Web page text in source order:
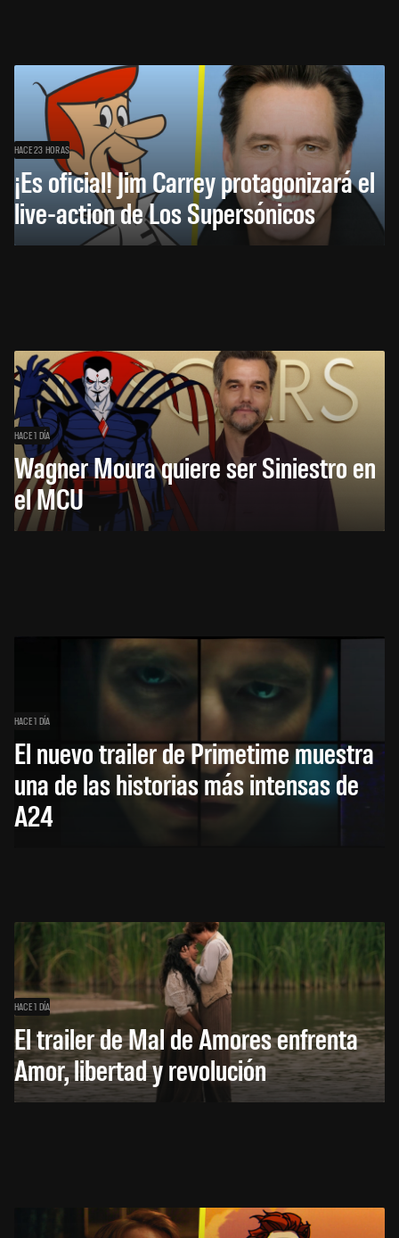
HACE 23 HORAS
¡Es oficial! Jim Carrey protagonizará el
live-action de Los Supersónicos
HACE 1 DÍA
Wagner Moura quiere ser Siniestro en
el MCU
HACE 1 DÍA
El nuevo trailer de Primetime muestra
una de las historias más intensas de
A24
HACE 1 DÍA
El trailer de Mal de Amores enfrenta
Amor, libertad y revolución